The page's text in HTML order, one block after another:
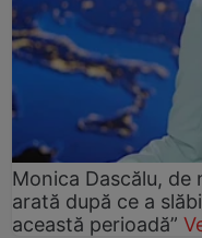
Monica Dascălu, de
arată după ce a
această perioadă”